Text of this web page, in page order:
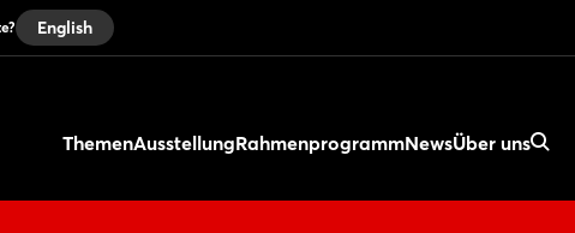
English
ThemenAusstellungRahmenprogrammNewsÜber uns